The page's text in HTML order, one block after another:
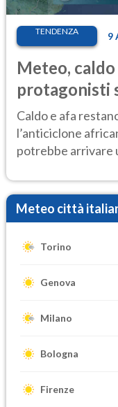
TENDENZA 9
Meteo,
protagonisti
Caldo e afa
l’anticiclone
potrebbe arrivare
Meteo città
Torino
Genova
Milano
Bologna
Firenze